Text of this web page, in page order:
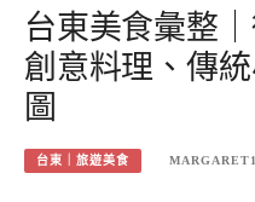
台東美食彙整
創意料理、傳
圖
台東｜旅遊美食